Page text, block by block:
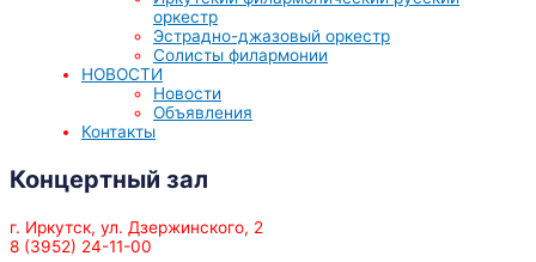
оркестр
Эстрадно-джазовый оркестр
Солисты филармонии
НОВОСТИ
Новости
Объявления
Контакты
Концертный зал
г. Иркутск, ул. Дзержинского, 2
8 (3952) 24-11-00